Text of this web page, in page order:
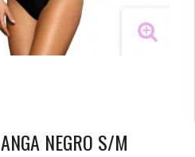
NEGRO S/M